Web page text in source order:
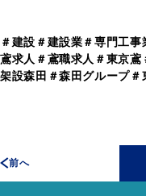
＃建設＃建設業＃専門工
鳶求人＃鳶職求人＃東京
架設森田＃森田グループ＃
前へ